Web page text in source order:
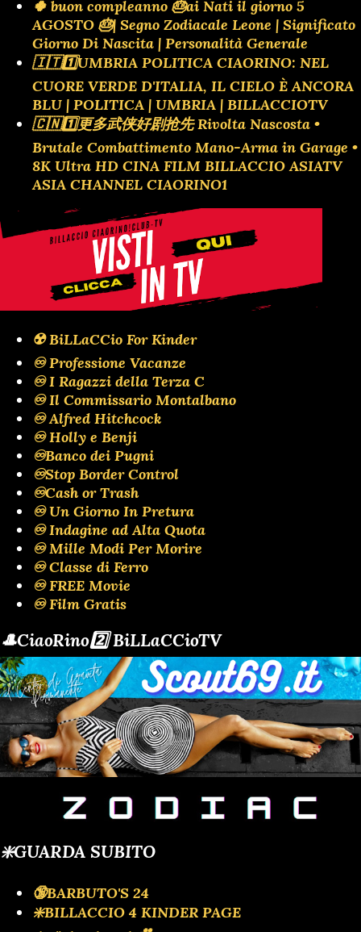
🍀 buon compleanno 🎂ai Nati il giorno 5
AGOSTO 🎂| Segno Zodiacale Leone | Significato
Giorno Di Nascita | Personalità Generale
🇮🇹1️⃣UMBRIA POLITICA CIAORINO: NEL
CUORE VERDE D'ITALIA, IL CIELO È ANCORA
BLU | POLITICA | UMBRIA | BILLACCIOTV
🇨🇳1️⃣更多武侠好剧抢先 Rivolta Nascosta •
Brutale Combattimento Mano-Arma in Garage •
8K Ultra HD CINA FILM BILLACCIO ASIATV
ASIA CHANNEL CIAORINO1
☢️ BiLLaCCio For Kinder
♾️ Professione Vacanze
♾️ I Ragazzi della Terza C
♾️ Il Commissario Montalbano
♾️ Alfred Hitchcock
♾️ Holly e Benji
♾️Banco dei Pugni
♾️Stop Border Control
♾️Cash or Trash
♾️ Un Giorno In Pretura
♾️ Indagine ad Alta Quota
♾️ Mille Modi Per Morire
♾️ Classe di Ferro
♾️ FREE Movie
♾️ Film Gratis
🎩CiaoRino2️⃣ BiLLaCCioTV
❇️GUARDA SUBITO
🔞BARBUTO'S 24
❇️BILLACCIO 4 KINDER PAGE